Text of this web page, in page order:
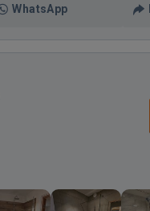
WhatsApp